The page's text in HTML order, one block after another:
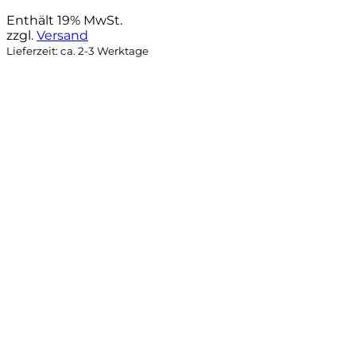
Preis
war:
31,90 €
ist:
Enthält 19% MwSt.
zzgl. Versand
Lieferzeit: ca. 2-3 Werktage